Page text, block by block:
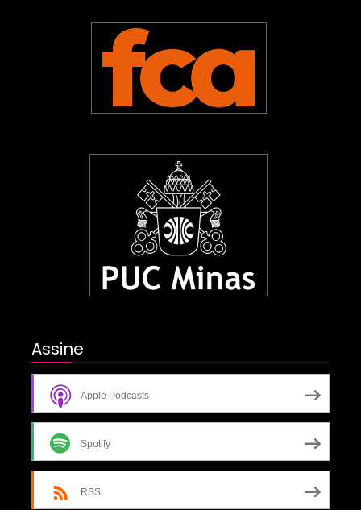
Assine
Apple Podcasts
Spotify
RSS